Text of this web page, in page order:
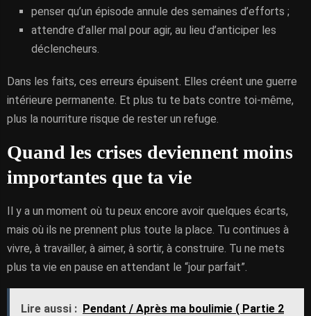
penser qu’un épisode annule des semaines d’efforts ;
attendre d’aller mal pour agir, au lieu d’anticiper les
déclencheurs.
Dans les faits, ces erreurs épuisent. Elles créent une guerre
intérieure permanente. Et plus tu te bats contre toi-même,
plus la nourriture risque de rester un refuge.
Quand les crises deviennent moins
importantes que ta vie
Il y a un moment où tu peux encore avoir quelques écarts,
mais où ils ne prennent plus toute la place. Tu continues à
vivre, à travailler, à aimer, à sortir, à construire. Tu ne mets
plus ta vie en pause en attendant le “jour parfait”.
Lire aussi : Pendant / Après ma boulimie ( Partie 2